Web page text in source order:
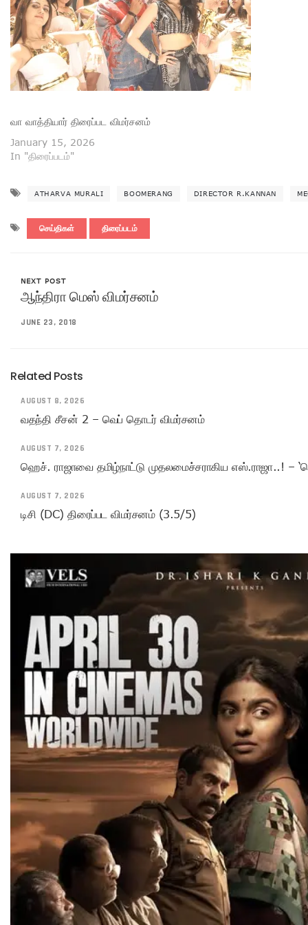
வா வாத்தியார் திரைப்பட விமர்சனம்
January 15, 2026
In "திரைப்படம்"
ATHARVA MURALI BOOMERANG DIRECTOR R.KANNAN
செய்திகள் திரைப்படம்
NEXT POST
ஆந்திரா மெஸ் விமர்சனம்
JUNE 23, 2018
Related Posts
AUGUST 8, 2026
வதந்தி சீசன் 2 – வெப் தொடர் விமர்சனம்
AUGUST 7, 2026
ஹெச். ராஜாவை தமிழ்நாட்டு முதலமைச்சராகிய எஸ்.ராஜா..! –
AUGUST 7, 2026
டிசி (DC) திரைப்பட விமர்சனம் (3.5/5)